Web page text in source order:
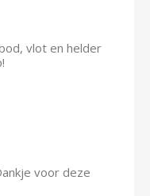
vlot en helder
voor deze